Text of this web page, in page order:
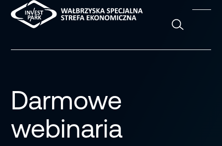
Darmowe
webinaria